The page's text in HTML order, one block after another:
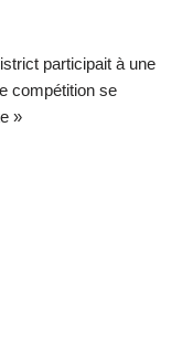
participait à une
compétition se
»